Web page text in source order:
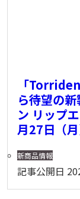
「
ら待望の
ン リップ
月27日（
新商品情報
記事公開日